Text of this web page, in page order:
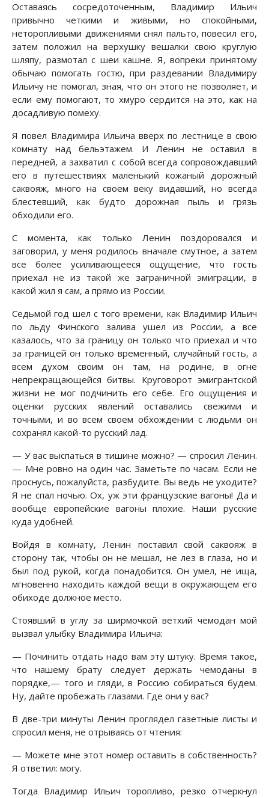
Оставаясь сосредоточенным, Владимир Ильич
привычно четкими и живыми, но спокойными,
неторопливыми движениями снял пальто, повесил его,
затем положил на верхушку вешалки свою круглую
шляпу, размотал с шеи кашне. Я, вопреки принятому
обычаю помогать гостю, при раздевании Владимиру
Ильичу не помогал, зная, что он этого не позволяет, и
если ему помогают, то хмуро сердится на это, как на
досадливую помеху.
Я повел Владимира Ильича вверх по лестнице в свою
комнату над бельэтажем. И Ленин не оставил в
передней, а захватил с собой всегда сопровождавший
его в путешествиях маленький кожаный дорожный
саквояж, много на своем веку видавший, но всегда
блестевший, как будто дорожная пыль и грязь
обходили его.
С момента, как только Ленин поздоровался и
заговорил, у меня родилось вначале смутное, а затем
все более усиливающееся ощущение, что гость
приехал не из такой же заграничной эмиграции, в
какой жил я сам, а прямо из России.
Седьмой год шел с того времени, как Владимир Ильич
по льду Финского залива ушел из России, а все
казалось, что за границу он только что приехал и что
за границей он только временный, случайный гость, а
всем духом своим он там, на родине, в огне
непрекращающейся битвы. Круговорот эмигрантской
жизни не мог подчинить его себе. Его ощущения и
оценки русских явлений оставались свежими и
точными, и во всем своем обхождении с людьми он
сохранял какой-то русский лад.
— У вас выспаться в тишине можно? — спросил Ленин.
— Мне ровно на один час. Заметьте по часам. Если не
проснусь, пожалуйста, разбудите. Вы ведь не уходите?
Я не спал ночью. Ох, уж эти французские вагоны! Да и
вообще европейские вагоны плохие. Наши русские
куда удобней.
Войдя в комнату, Ленин поставил свой саквояж в
сторону так, чтобы он не мешал, не лез в глаза, но и
был под рукой, когда понадобится. Он умел, не ища,
мгновенно находить каждой вещи в окружающем его
обиходе должное место.
Стоявший в углу за ширмочкой ветхий чемодан мой
вызвал улыбку Владимира Ильича:
— Починить отдать надо вам эту штуку. Время такое,
что нашему брату следует держать чемоданы в
порядке,— того и гляди, в Россию собираться будем.
Ну, дайте пробежать глазами. Где они у вас?
В две-три минуты Ленин проглядел газетные листы и
спросил меня, не отрываясь от чтения:
— Можете мне этот номер оставить в собственность?
Я ответил: могу.
Тогда Владимир Ильич торопливо, резко отчеркнул